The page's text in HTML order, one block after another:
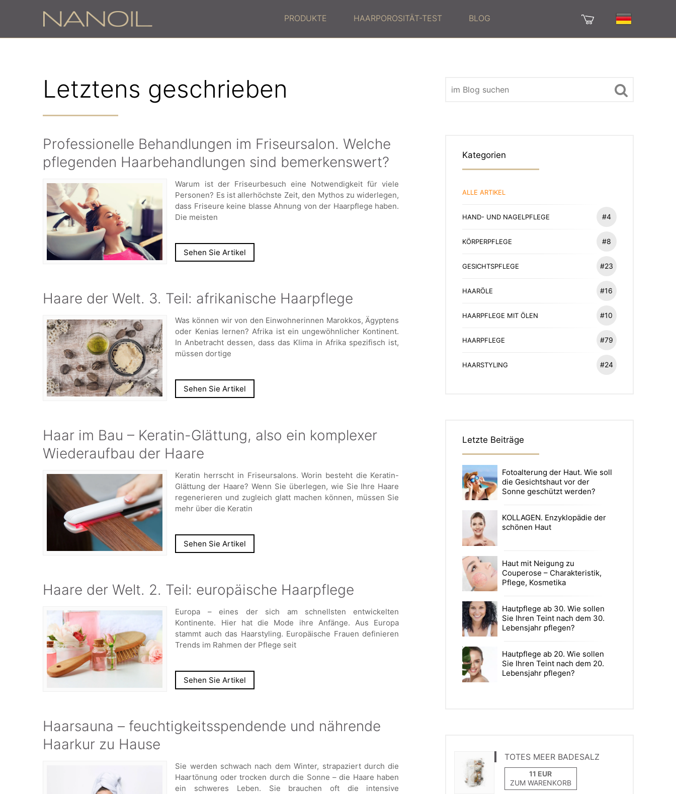
PRODUKTE HAARPOROSITÄT-TEST BLOG
Letztens geschrieben
Professionelle Behandlungen im Friseursalon. Welche
pflegenden Haarbehandlungen sind bemerkenswert?
Warum ist der Friseurbesuch eine Notwendigkeit für viele
Personen? Es ist allerhöchste Zeit, den Mythos zu widerlegen,
dass Friseure keine blasse Ahnung von der Haarpflege haben.
Die meisten
Sehen Sie Artikel
Haare der Welt. 3. Teil: afrikanische Haarpflege
Was können wir von den Einwohnerinnen Marokkos, Ägyptens
oder Kenias lernen? Afrika ist ein ungewöhnlicher Kontinent.
In Anbetracht dessen, dass das Klima in Afrika spezifisch ist,
müssen dortige
Sehen Sie Artikel
Haar im Bau – Keratin-Glättung, also ein komplexer
Wiederaufbau der Haare
Keratin herrscht in Friseursalons. Worin besteht die Keratin-
Glättung der Haare? Wenn Sie überlegen, wie Sie Ihre Haare
regenerieren und zugleich glatt machen können, müssen Sie
mehr über die Keratin
Sehen Sie Artikel
Haare der Welt. 2. Teil: europäische Haarpflege
Europa – eines der sich am schnellsten entwickelten
Kontinente. Hier hat die Mode ihre Anfänge. Aus Europa
stammt auch das Haarstyling. Europäische Frauen definieren
Trends im Rahmen der Pflege seit
Sehen Sie Artikel
Haarsauna – feuchtigkeitsspendende und nährende
Haarkur zu Hause
Sie werden schwach nach dem Winter, strapaziert durch die
Haartönung oder trocken durch die Sonne – die Haare haben
ein schweres Leben. Sie brauchen oft die intensive
Kategorien
ALLE ARTIKEL
HAND- UND NAGELPFLEGE #4
KÖRPERPFLEGE #8
GESICHTSPFLEGE #23
HAARÖLE #16
HAARPFLEGE MIT ÖLEN #10
HAARPFLEGE #79
HAARSTYLING #24
Letzte Beiträge
Fotoalterung der Haut. Wie soll
die Gesichtshaut vor der
Sonne geschützt werden?
KOLLAGEN. Enzyklopädie der
schönen Haut
Haut mit Neigung zu
Couperose – Charakteristik,
Pflege, Kosmetika
Hautpflege ab 30. Wie sollen
Sie Ihren Teint nach dem 30.
Lebensjahr pflegen?
Hautpflege ab 20. Wie sollen
Sie Ihren Teint nach dem 20.
Lebensjahr pflegen?
TOTES MEER BADESALZ
ZUM WARENKORB